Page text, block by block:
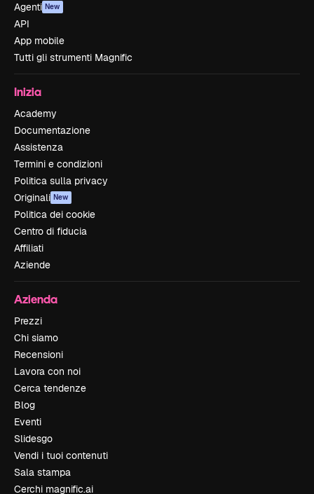
Agenti New
API
App mobile
Tutti gli strumenti Magnific
Inizia
Academy
Documentazione
Assistenza
Termini e condizioni
Politica sulla privacy
Originali New
Politica dei cookie
Centro di fiducia
Affiliati
Aziende
Azienda
Prezzi
Chi siamo
Recensioni
Lavora con noi
Cerca tendenze
Blog
Eventi
Slidesgo
Vendi i tuoi contenuti
Sala stampa
Cerchi magnific.ai